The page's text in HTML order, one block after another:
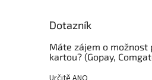
s
t
r
Dotazník
Máte zájem o možnost
kartou? (Gopay,